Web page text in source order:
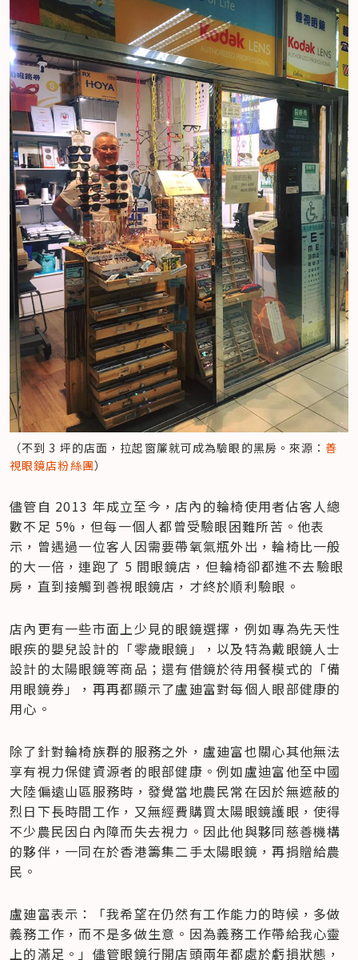
（不到 3 坪的店面，拉起窗簾就可成為驗眼的黑房。來源： 善
視眼鏡店粉絲團）
儘管自 2013 年成立至今，店內的輪椅使用者佔客人總
數不足 5%，但每一個人都曾受驗眼困難所苦。他表
示，曾遇過一位客人因需要帶氧氣瓶外出，輪椅比一般
的大一倍，連跑了 5 間眼鏡店，但輪椅卻都進不去驗眼
房，直到接觸到善視眼鏡店，才終於順利驗眼。
店內更有一些市面上少見的眼鏡選擇，例如專為先天性
眼疾的嬰兒設計的「零歲眼鏡」，以及特為戴眼鏡人士
設計的太陽眼鏡等商品；還有借鏡於待用餐模式的「備
用眼鏡券」，再再都顯示了盧廸富對每個人眼部健康的
用心。
除了針對輪椅族群的服務之外，盧廸富也關心其他無法
享有視力保健資源者的眼部健康。例如盧迪富他至中國
大陸偏遠山區服務時，發覺當地農民常在因於無遮蔽的
烈日下長時間工作，又無經費購買太陽眼鏡護眼，使得
不少農民因白內障而失去視力。因此他與夥同慈善機構
的夥伴，一同在於香港籌集二手太陽眼鏡，再捐贈給農
民。
盧廸富表示：「我希望在仍然有工作能力的時候，多做
義務工作，而不是多做生意。因為義務工作帶給我心靈
上的滿足。」儘管眼鏡行開店頭兩年都處於虧損狀態，